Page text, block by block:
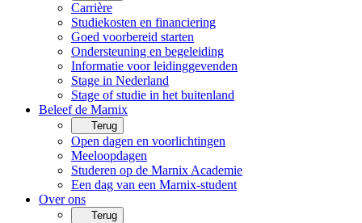
Carrière
Studiekosten en financiering
Goed voorbereid starten
Ondersteuning en begeleiding
Informatie voor leidinggevenden
Stage in Nederland
Stage of studie in het buitenland
Beleef de Marnix
Terug
Open dagen en voorlichtingen
Meeloopdagen
Studeren op de Marnix Academie
Een dag van een Marnix-student
Over ons
Terug